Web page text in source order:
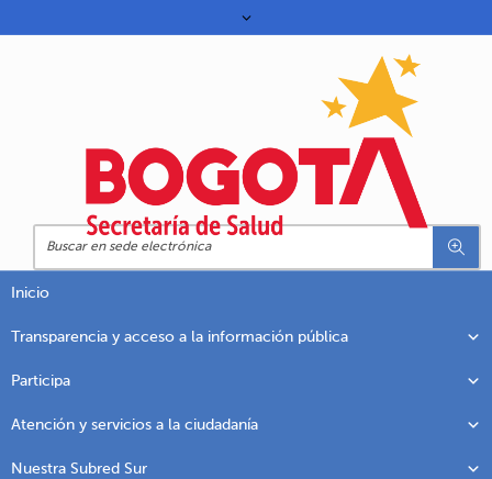
Inicio
Transparencia y acceso a la información pública
Participa
Atención y servicios a la ciudadanía
Nuestra Subred Sur